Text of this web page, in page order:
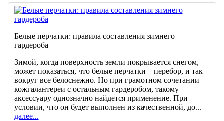
Белые перчатки: правила составления зимнего
гардероба
Зимой, когда поверхность земли покрывается снегом,
может показаться, что белые перчатки – перебор, и так
вокруг все белоснежно. Но при грамотном сочетании
кожгалантереи с остальным гардеробом, такому
аксессуару однозначно найдется применение. При
условии, что он будет выполнен из качественной, до...
далее...